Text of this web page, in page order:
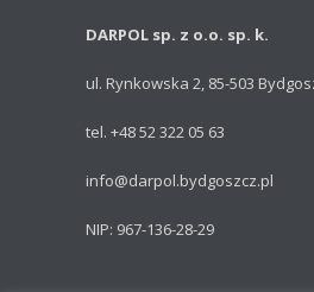
DARPOL sp. z o.o. sp. k.
ul. Rynkowska 2, 85-503
tel. +48 52 322 05 63
info@darpol.bydgoszcz.pl
NIP: 967-136-28-29